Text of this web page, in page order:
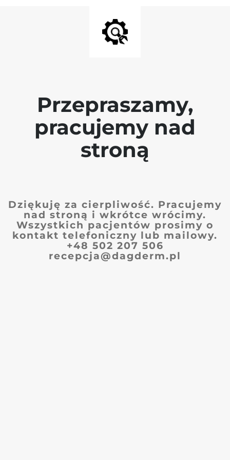
Przepraszamy,
pracujemy nad
stroną
Dziękuję za cierpliwość. Pracujemy
nad stroną i wkrótce wrócimy.
Wszystkich pacjentów prosimy o
kontakt telefoniczny lub mailowy.
+48 502 207 506
recepcja@dagderm.pl